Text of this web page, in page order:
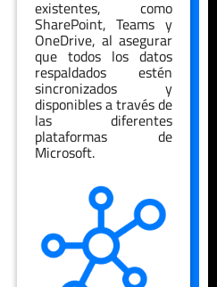
existentes, como
SharePoint, Teams y
OneDrive, al asegurar
que todos los datos
respaldados estén
sincronizados y
disponibles a través de
las diferentes
plataformas de
Microsoft.